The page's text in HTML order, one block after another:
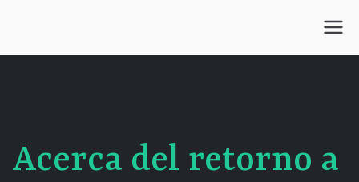
contenido
Centro Kesselman
Acerca del retorno a